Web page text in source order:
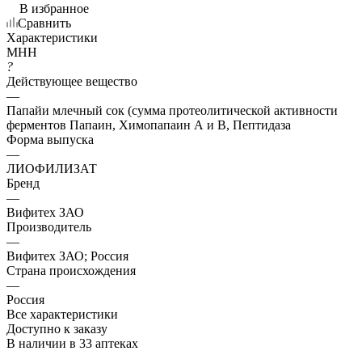
В избранное
Сравнить
Характеристики
МНН
?
Действующее вещество
—
Папайи млечный сок (сумма протеолитической активности
ферментов Папаин, Химопапаин А и В, Пептидаза
Форма выпуска
—
ЛИОФИЛИЗАТ
Бренд
—
Вифитех ЗАО
Производитель
—
Вифитех ЗАО; Россия
Страна происхождения
—
Россия
Все характеристики
Доступно к заказу
В наличии в 33 аптеках